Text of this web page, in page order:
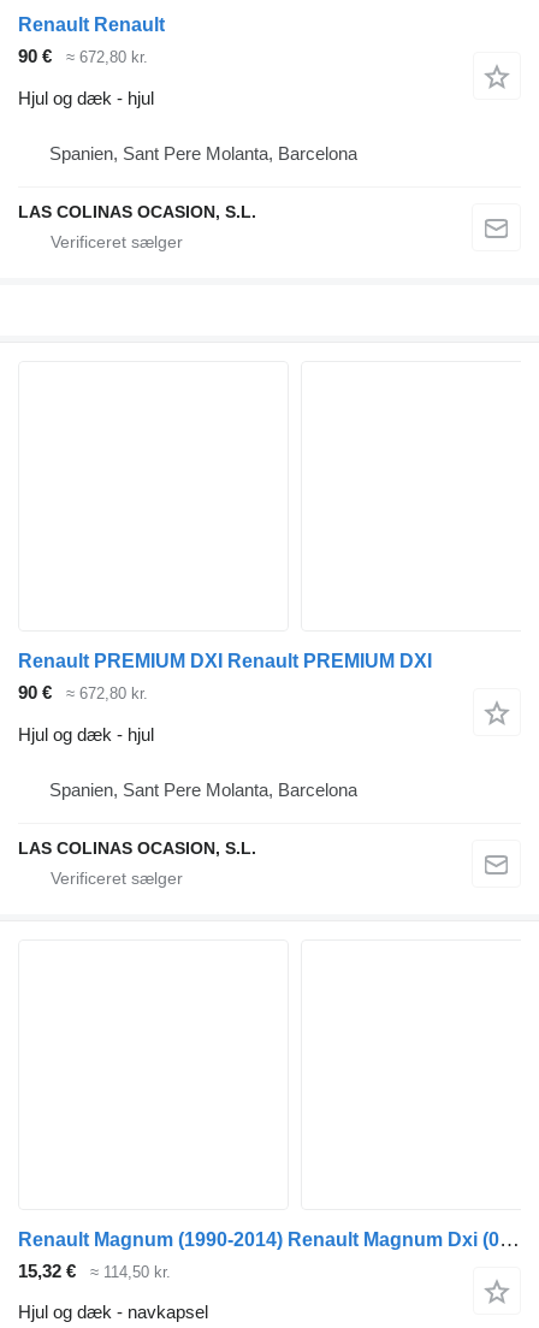
Renault Renault
90 €
≈ 672,80 kr.
Hjul og dæk - hjul
Spanien, Sant Pere Molanta, Barcelona
LAS COLINAS OCASION, S.L.
Renault PREMIUM DXI Renault PREMIUM DXI
90 €
≈ 672,80 kr.
Hjul og dæk - hjul
Spanien, Sant Pere Molanta, Barcelona
LAS COLINAS OCASION, S.L.
Renault Magnum (1990-2014) Renault Magnum Dxi (01.05-12.13)
15,32 € ≈ 114,50 kr.
Hjul og dæk - navkapsel